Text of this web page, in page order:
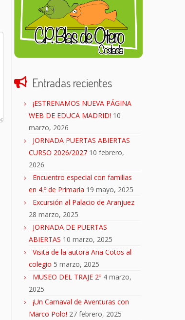
Entradas recientes
¡ESTRENAMOS NUEVA PÁGINA
WEB DE EDUCA MADRID! 10
marzo, 2026
JORNADA PUERTAS ABIERTAS
CURSO 2026/2027 10 febrero,
2026
Encuentro especial con familias
en 4.º de Primaria 19 mayo, 2025
Excursión al Palacio de Aranjuez
28 marzo, 2025
JORNADA DE PUERTAS
ABIERTAS 10 marzo, 2025
Visita de la autora Ana Cotos al
colegio 5 marzo, 2025
MUSEO DEL TRAJE 2º 4 marzo,
2025
¡Un Carnaval de Aventuras con
Marco Polo! 27 febrero, 2025